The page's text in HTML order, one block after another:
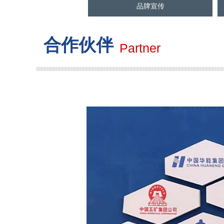
品牌宣传
合作伙伴 Partner